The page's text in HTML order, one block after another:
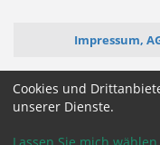
Impressum,
ictjob.de
Cookies und
unserer Dienste.